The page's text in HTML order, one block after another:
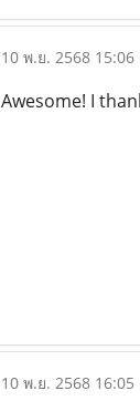
10 พ.ย. 2568 15:06
Awesome! I
10 พ.ย. 2568 16:05